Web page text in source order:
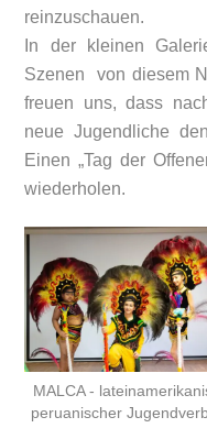
reinzuschauen.
In der kleinen
Szenen von diesem
freuen uns, dass
neue Jugendliche
Einen „Tag der
wiederholen.
MALCA -
peruanischer